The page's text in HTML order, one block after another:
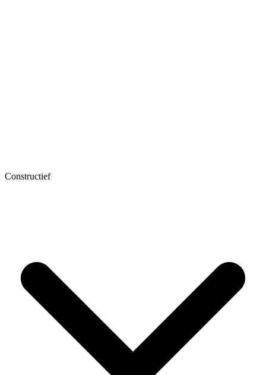
Constructief